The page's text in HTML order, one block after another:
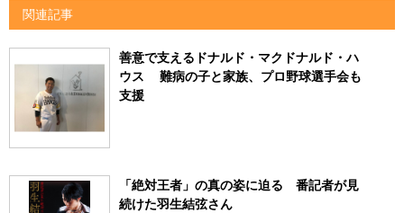
関連記事
善意で支えるドナルド・マクドナルド・ハ
ウス 難病の子と家族、プロ野球選手会も
支援
「絶対王者」の真の姿に迫る 番記者が見
続けた羽生結弦さん